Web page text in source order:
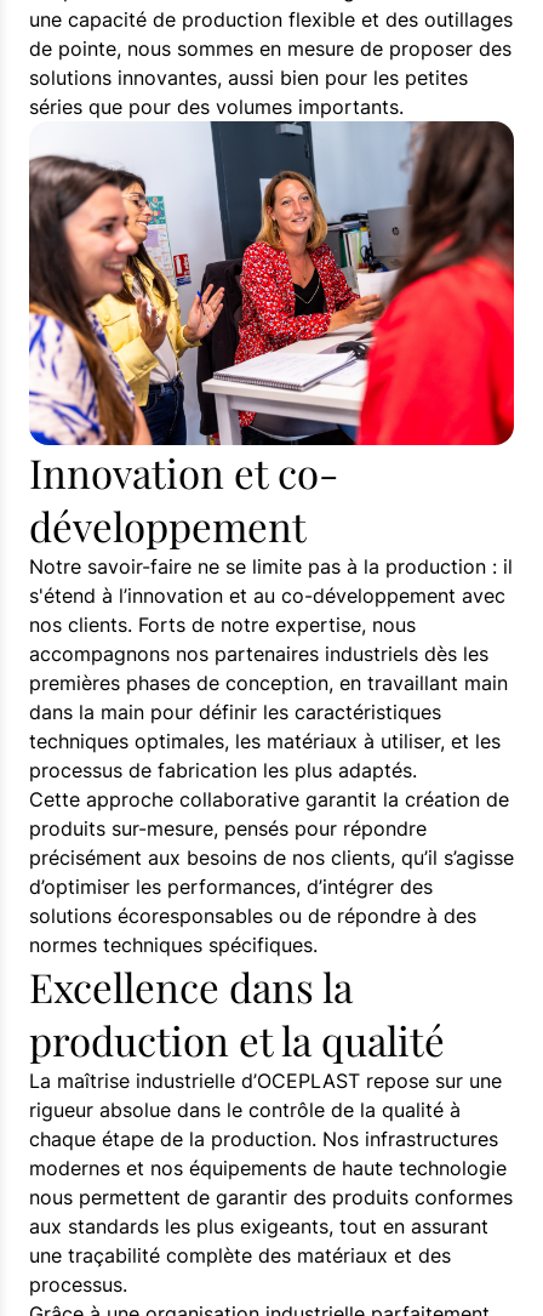
une capacité de production flexible et des outillages
de pointe, nous sommes en mesure de proposer des
solutions innovantes, aussi bien pour les petites
séries que pour des volumes importants.
Innovation et co-
développement
Notre savoir-faire ne se limite pas à la production : il
s'étend à l’innovation et au co-développement avec
nos clients. Forts de notre expertise, nous
accompagnons nos partenaires industriels dès les
premières phases de conception, en travaillant main
dans la main pour définir les caractéristiques
techniques optimales, les matériaux à utiliser, et les
processus de fabrication les plus adaptés.
Cette approche collaborative garantit la création de
produits sur-mesure, pensés pour répondre
précisément aux besoins de nos clients, qu’il s’agisse
d’optimiser les performances, d’intégrer des
solutions écoresponsables ou de répondre à des
normes techniques spécifiques.
Excellence dans la
production et la qualité
La maîtrise industrielle d’OCEPLAST repose sur une
rigueur absolue dans le contrôle de la qualité à
chaque étape de la production. Nos infrastructures
modernes et nos équipements de haute technologie
nous permettent de garantir des produits conformes
aux standards les plus exigeants, tout en assurant
une traçabilité complète des matériaux et des
processus.